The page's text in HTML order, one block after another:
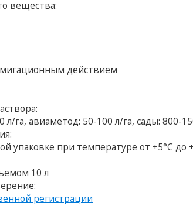
вещества:
действием
га, авиаметод: 50-100 л/га, сады: 800-
упаковке при температуре от +5°С до
10 л
регистрации